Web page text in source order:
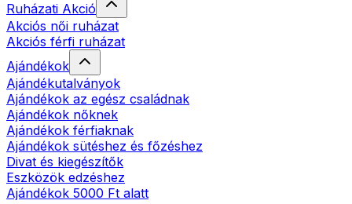
Ruházati Akció
Akciós női ruházat
Akciós férfi ruházat
Ajándékok
Ajándékutalványok
Ajándékok az egész családnak
Ajándékok nőknek
Ajándékok férfiaknak
Ajándékok sütéshez és főzéshez
Divat és kiegészítők
Eszközök edzéshez
Ajándékok 5000 Ft alatt